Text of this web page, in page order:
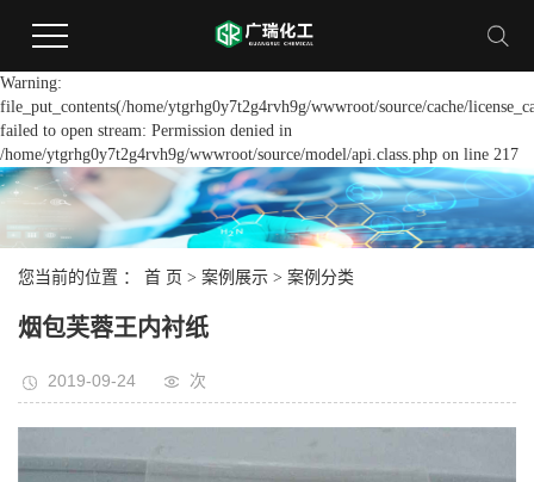
Warning:
file_put_contents(/home/ytgrhg0y7t2g4rvh9g/wwwroot/source/cache/
failed to open stream: Permission denied in
/home/ytgrhg0y7t2g4rvh9g/wwwroot/source/model/api.class.php on line 217
您当前的位置 ： 首 页 > 案例展示 > 案例分类
烟包芙蓉王内衬纸
2019-09-24 次